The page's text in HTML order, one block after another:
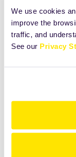
We use cookies
improve the
traffic, and
See our Privacy
Odkryj więcej
Zobacz